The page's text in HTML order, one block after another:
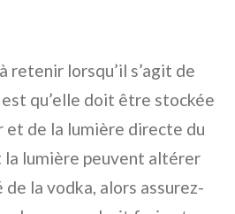
retenir lorsqu’il s’agit de
qu’elle doit être stockée
et de la lumière directe du
la lumière peuvent altérer
la vodka, alors assurez-